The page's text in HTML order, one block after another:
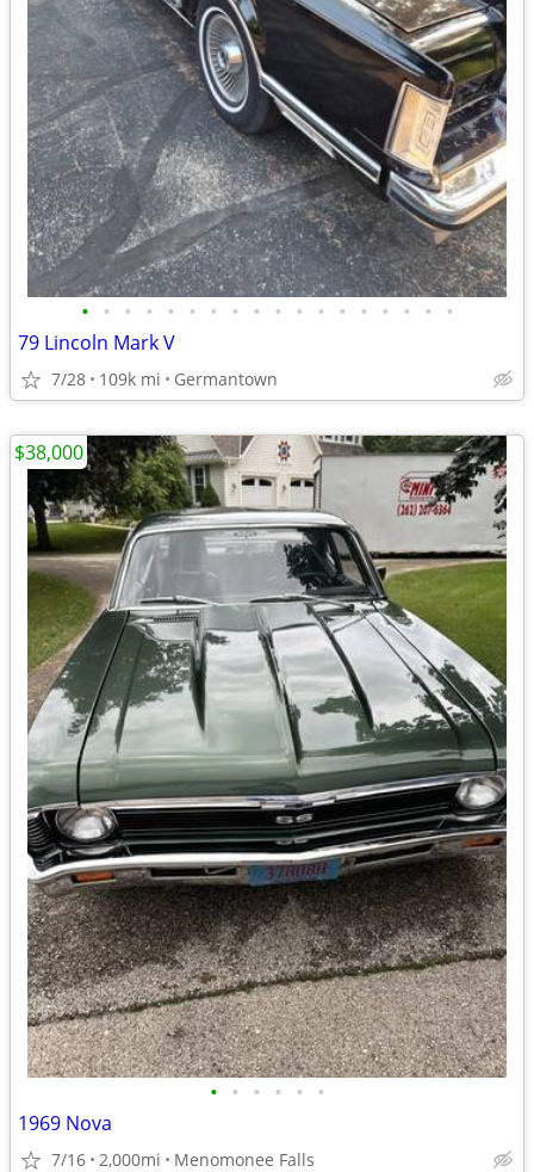
• • • • • • • • • • • • • • • • • •
79 Lincoln Mark V
7/28 109k mi Germantown
• • • • • •
1969 Nova
7/16 2,000mi Menomonee Falls
$38,000